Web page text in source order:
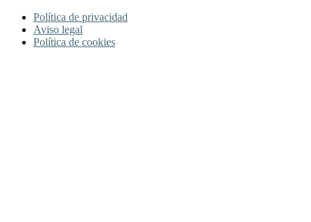
Política de privacidad
Aviso legal
Política de cookies